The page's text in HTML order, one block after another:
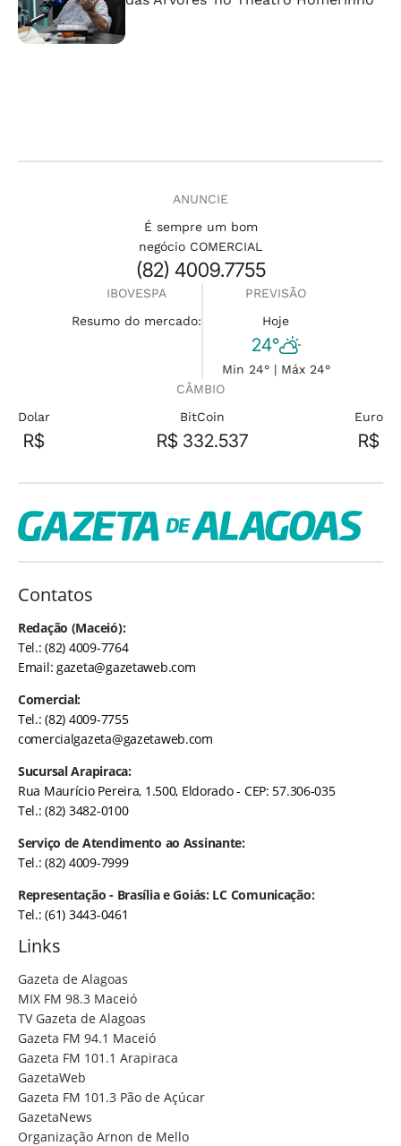
ANUNCIE
É sempre um bom
negócio COMERCIAL
(82) 4009.7755
IBOVESPA
Resumo do mercado:
PREVISÃO
Hoje
24°
Min 24° | Máx 24°
CÂMBIO
Dolar
R$
BitCoin
R$ 332.537
Euro
R$
Contatos
Redação (Maceió):
Tel.: (82) 4009-7764
Email:gazeta@gazetaweb.com
Comercial:
Tel.: (82) 4009-7755
comercialgazeta@gazetaweb.com
Sucursal Arapiraca:
Rua Maurício Pereira, 1.500, Eldorado - CEP: 57.306-035
Tel.: (82) 3482-0100
Serviço de Atendimento ao Assinante:
Tel.: (82) 4009-7999
Representação - Brasília e Goiás: LC Comunicação:
Tel.: (61) 3443-0461
Links
Gazeta de Alagoas
MIX FM 98.3 Maceió
TV Gazeta de Alagoas
Gazeta FM 94.1 Maceió
Gazeta FM 101.1 Arapiraca
GazetaWeb
Gazeta FM 101.3 Pão de Açúcar
GazetaNews
Organização Arnon de Mello